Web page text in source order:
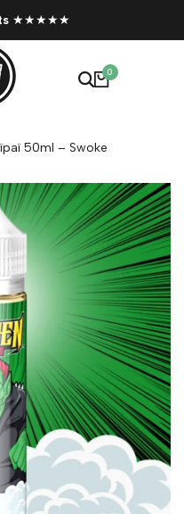
★★★★★
0
50ml – Swoke